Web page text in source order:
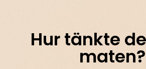
Hur tänkte
maten?